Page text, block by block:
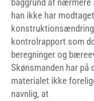
han ikke har
kontrolrapport som
beregninger og
Skønsmanden har på
materialet ikke
navnlig, at